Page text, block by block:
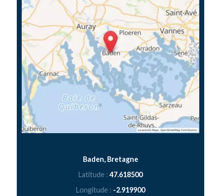
Baden, Bretagne
Latitude : 47.618500
Longitude : -2.919900